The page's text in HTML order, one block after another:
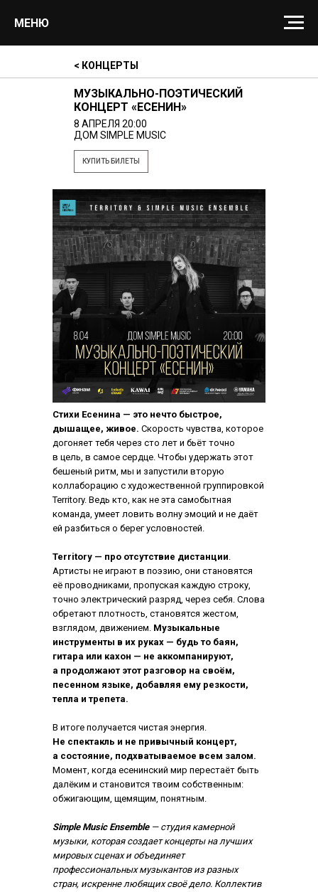
МЕНЮ
8 АПРЕЛЯ 20:00
ДОМ SIMPLE MUSIC
Стихи Есенина — это нечто быстрое,
дышащее, живое. Скорость чувства, которое
догоняет тебя через сто лет и бьёт точно
в цель, в самое сердце. Чтобы удержать этот
бешеный ритм, мы и запустили вторую
коллаборацию с художественной группировкой
Territory. Ведь кто, как не эта самобытная
команда, умеет ловить волну эмоций и не даёт
ей разбиться о берег условностей.
Territory — про отсутствие дистанции.
Артисты не играют в поэзию, они становятся
её проводниками, пропуская каждую строку,
точно электрический разряд, через себя. Слова
обретают плотность, становятся жестом,
взглядом, движением. Музыкальные
инструменты в их руках — будь то баян,
гитара или кахон — не аккомпанируют,
а продолжают этот разговор на своём,
песенном языке, добавляя ему резкости,
тепла и трепета.
В итоге получается чистая энергия.
Не спектакль и не привычный концерт,
а состояние, подхватываемое всем залом.
Момент, когда есенинский мир перестаёт быть
далёким и становится твоим собственным:
обжигающим, щемящим, понятным.
Simple Music Ensemble — студия камерной
музыки, которая создает концерты на лучших
мировых сценах и объединяет
профессиональных музыкантов из разных
стран, искренне любящих своё дело. Коллектив
< КОНЦЕРТЫ
МУЗЫКАЛЬНО-ПОЭТИЧЕСКИЙ
КОНЦЕРТ «ЕСЕНИН»
КУПИТЬ БИЛЕТЫ